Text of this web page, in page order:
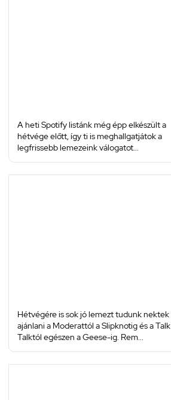
A heti Spotify listánk még épp elkészült a
hétvége előtt, így ti is meghallgatjátok a
legfrissebb lemezeink válogatot...
Hétvégére is sok jó lemezt tudunk nektek
ajánlani a Moderattól a Slipknotig és a Talk
Talktól egészen a Geese-ig. Rem...